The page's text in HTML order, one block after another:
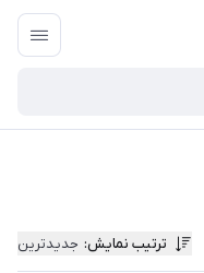
ترتیب نمایش: جدیدترین